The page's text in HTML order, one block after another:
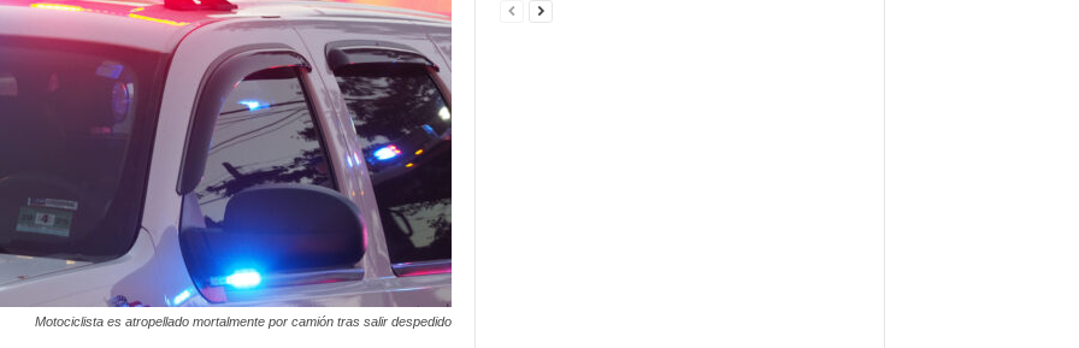
Motociclista es atropellado mortalmente por camión tras salir despedido